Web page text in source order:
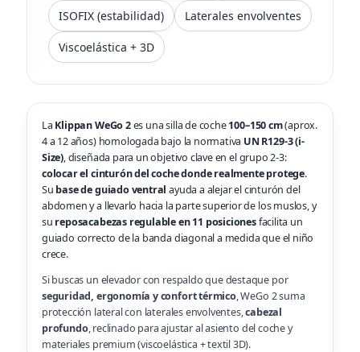
ISOFIX (estabilidad) Laterales envolventes
Viscoelástica + 3D
La Klippan WeGo 2es una silla de coche100–150 cm(aprox.
4 a 12 años) homologada bajo la normativa UN R129-3 (i-
Size), diseñada para un objetivo clave en el grupo 2-3:
colocar el cinturón del coche donde realmente protege.
Su base de guiado ventral ayuda a alejar el cinturón del
abdomen y a llevarlo hacia la parte superior de los muslos, y
su reposacabezas regulable en 11 posicionesfacilita un
guiado correcto de la banda diagonal a medida que el niño
crece.
Si buscas un elevador con respaldo que destaque por
seguridad, ergonomía y confort térmico, WeGo 2 suma
protección lateral con laterales envolventes,cabezal
profundo, reclinado para ajustar al asiento del coche y
materiales premium (viscoelástica + textil 3D).